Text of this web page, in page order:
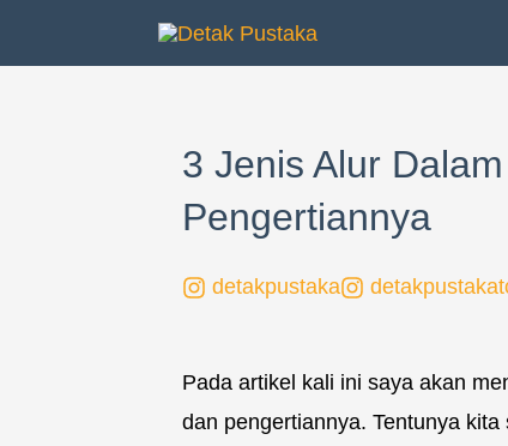
3 Jenis Alur
Pengertiannya
detakpustaka
Pada artikel kali ini saya akan
dan pengertiannya. Tentunya